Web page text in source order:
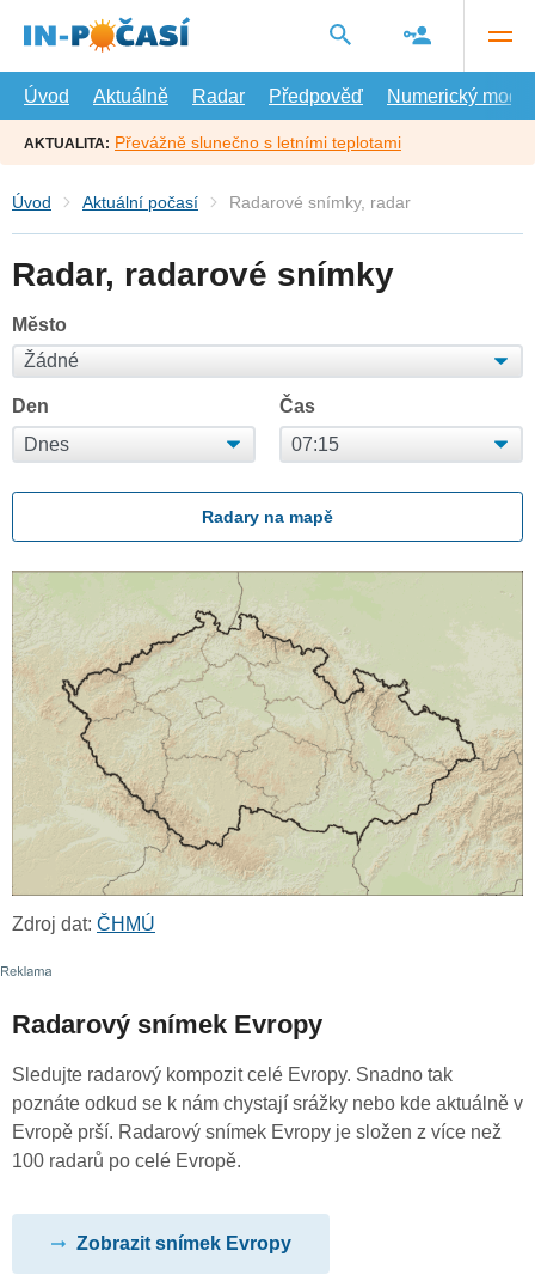
hlavní
Úvod
Aktuálně Radar Předpověď Numerický model
AKTUALITA: Převážně slunečno s letními teplotami
Úvod Aktuální počasí Radarové snímky, radar
Radar, radarové snímky
Město
Den Čas
Radary na mapě
Zdroj dat: ČHMÚ
Radarový snímek Evropy
Sledujte radarový kompozit celé Evropy. Snadno tak
poznáte odkud se k nám chystají srážky nebo kde aktuálně v
Evropě prší. Radarový snímek Evropy je složen z více než
100 radarů po celé Evropě.
Zobrazit snímek Evropy